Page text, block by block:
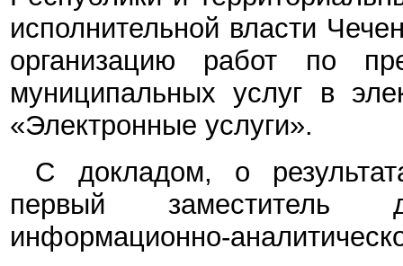
исполнительной власти
организацию работ по
муниципальных услуг в
«Электронные услуги».
С докладом, о
первый заместитель
информационно-